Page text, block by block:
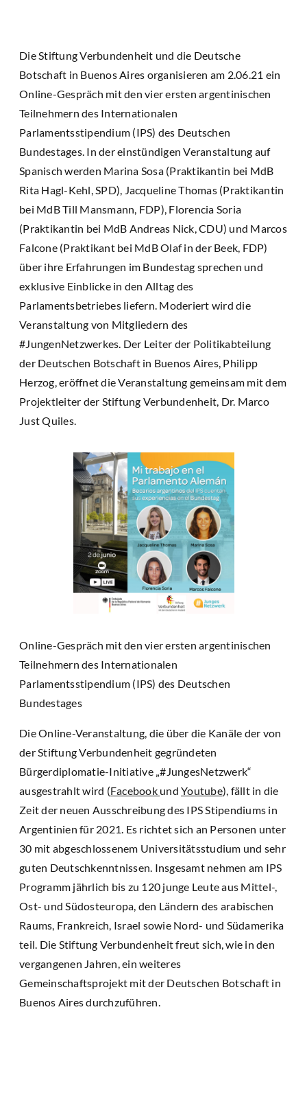
Die Stiftung Verbundenheit und die Deutsche
Botschaft in Buenos Aires organisieren am 2.06.21 ein
Online-Gespräch mit den vier ersten argentinischen
Teilnehmern des Internationalen
Parlamentsstipendium (IPS) des Deutschen
Bundestages. In der einstündigen Veranstaltung auf
Spanisch werden Marina Sosa (Praktikantin bei MdB
Rita Hagl-Kehl, SPD), Jacqueline Thomas (Praktikantin
bei MdB Till Mansmann, FDP), Florencia Soria
(Praktikantin bei MdB Andreas Nick, CDU) und Marcos
Falcone (Praktikant bei MdB Olaf in der Beek, FDP)
über ihre Erfahrungen im Bundestag sprechen und
exklusive Einblicke in den Alltag des
Parlamentsbetriebes liefern. Moderiert wird die
Veranstaltung von Mitgliedern des
#JungenNetzwerkes. Der Leiter der Politikabteilung
der Deutschen Botschaft in Buenos Aires, Philipp
Herzog, eröffnet die Veranstaltung gemeinsam mit dem
Projektleiter der Stiftung Verbundenheit, Dr. Marco
Just Quiles.
Online-Gespräch mit den vier ersten argentinischen
Teilnehmern des Internationalen
Parlamentsstipendium (IPS) des Deutschen
Bundestages
Die Online-Veranstaltung, die über die Kanäle der von
der Stiftung Verbundenheit gegründeten
Bürgerdiplomatie-Initiative „#JungesNetzwerk“
ausgestrahlt wird (Facebook und Youtube), fällt in die
Zeit der neuen Ausschreibung des IPS Stipendiums in
Argentinien für 2021. Es richtet sich an Personen unter
30 mit abgeschlossenem Universitätsstudium und sehr
guten Deutschkenntnissen. Insgesamt nehmen am IPS
Programm jährlich bis zu 120 junge Leute aus Mittel-,
Ost- und Südosteuropa, den Ländern des arabischen
Raums, Frankreich, Israel sowie Nord- und Südamerika
teil. Die Stiftung Verbundenheit freut sich, wie in den
vergangenen Jahren, ein weiteres
Gemeinschaftsprojekt mit der Deutschen Botschaft in
Buenos Aires durchzuführen.